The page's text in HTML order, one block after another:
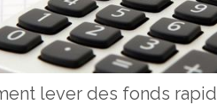
lever des fonds